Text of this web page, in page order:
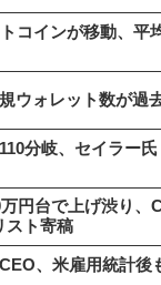
コインが移動、平
ウォレット数が過
分岐、セイラー
円台で上げ渋り、
スト寄稿
、米雇用統計